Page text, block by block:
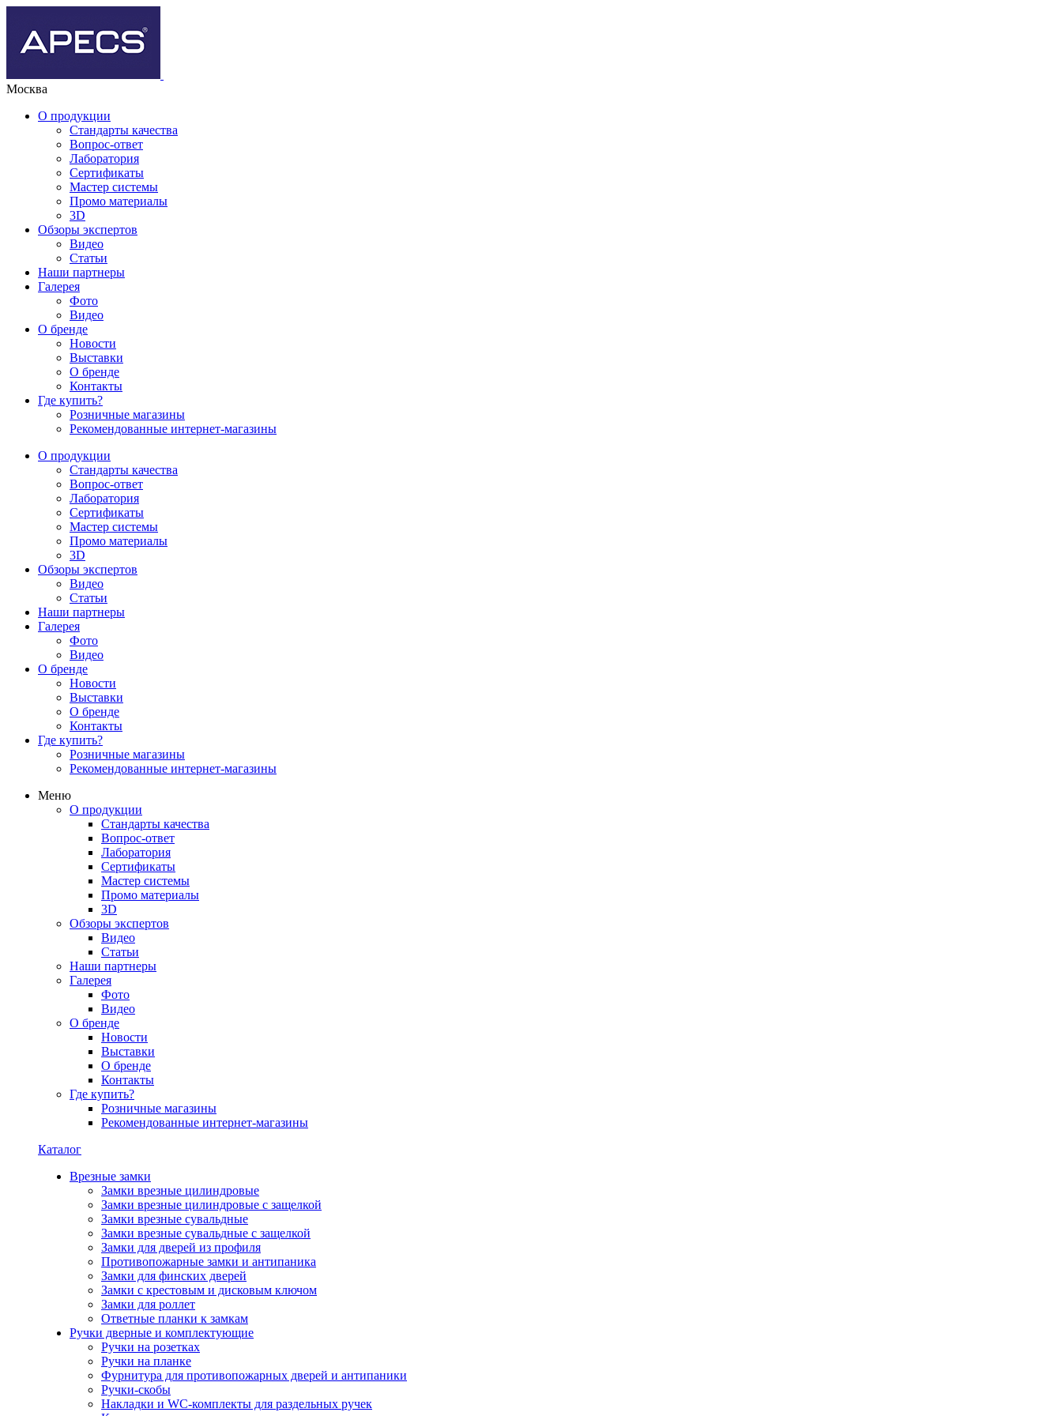
Москва
О продукции
Стандарты качества
Вопрос-ответ
Лаборатория
Сертификаты
Мастер системы
Промо материалы
3D
Обзоры экспертов
Видео
Статьи
Наши партнеры
Галерея
Фото
Видео
О бренде
Новости
Выставки
О бренде
Контакты
Где купить?
Розничные магазины
Рекомендованные интернет-магазины
О продукции
Стандарты качества
Вопрос-ответ
Лаборатория
Сертификаты
Мастер системы
Промо материалы
3D
Обзоры экспертов
Видео
Статьи
Наши партнеры
Галерея
Фото
Видео
О бренде
Новости
Выставки
О бренде
Контакты
Где купить?
Розничные магазины
Рекомендованные интернет-магазины
Меню
О продукции
Стандарты качества
Вопрос-ответ
Лаборатория
Сертификаты
Мастер системы
Промо материалы
3D
Обзоры экспертов
Видео
Статьи
Наши партнеры
Галерея
Фото
Видео
О бренде
Новости
Выставки
О бренде
Контакты
Где купить?
Розничные магазины
Рекомендованные интернет-магазины
Каталог
Врезные замки
Замки врезные цилиндровые
Замки врезные цилиндровые с защелкой
Замки врезные сувальдные
Замки врезные сувальдные с защелкой
Замки для дверей из профиля
Противопожарные замки и антипаника
Замки для финских дверей
Замки с крестовым и дисковым ключом
Замки для роллет
Ответные планки к замкам
Ручки дверные и комплектующие
Ручки на розетках
Ручки на планке
Фурнитура для противопожарных дверей и антипаники
Ручки-скобы
Накладки и WC-комплекты для раздельных ручек